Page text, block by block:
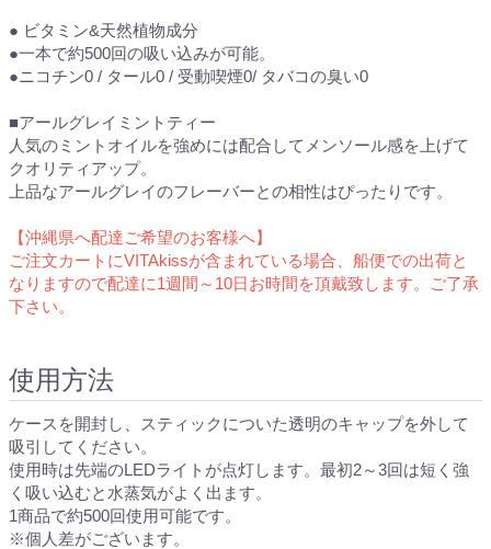
● ビタミン&天然植物成分
●一本で約500回の吸い込みが可能。
●ニコチン0 / タール0 / 受動喫煙0/ タバコの臭い0
■アールグレイミントティー
人気のミントオイルを強めには配合してメンソール感を上げて
クオリティアップ。
上品なアールグレイのフレーバーとの相性はぴったりです。
【沖縄県へ配達ご希望のお客様へ】
ご注文カートにVITAkissが含まれている場合、船便での出荷と
なりますので配達に1週間～10日お時間を頂戴致します。ご了承
下さい。
使用方法
ケースを開封し、スティックについた透明のキャップを外して
吸引してください。
使用時は先端のLEDライトが点灯します。最初2～3回は短く強
く吸い込むと水蒸気がよく出ます。
1商品で約500回使用可能です。
※個人差がございます。